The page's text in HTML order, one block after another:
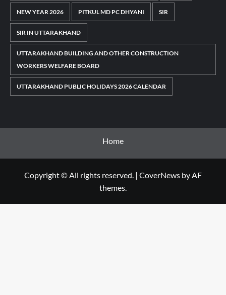
NEW YEAR 2026 PITKUL MD PC DHYANI SIR
SIR IN UTTARAKHAND
UTTARAKHAND BUILDING AND OTHER CONSTRUCTION
WORKERS WELFARE BOARD
UTTARAKHAND PUBLIC HOLIDAYS 2026 CALENDAR
Home
Copyright © All rights reserved. | CoverNews by AF
themes.